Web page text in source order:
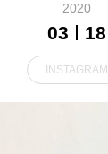
2020
03 18
INSTAGRAM